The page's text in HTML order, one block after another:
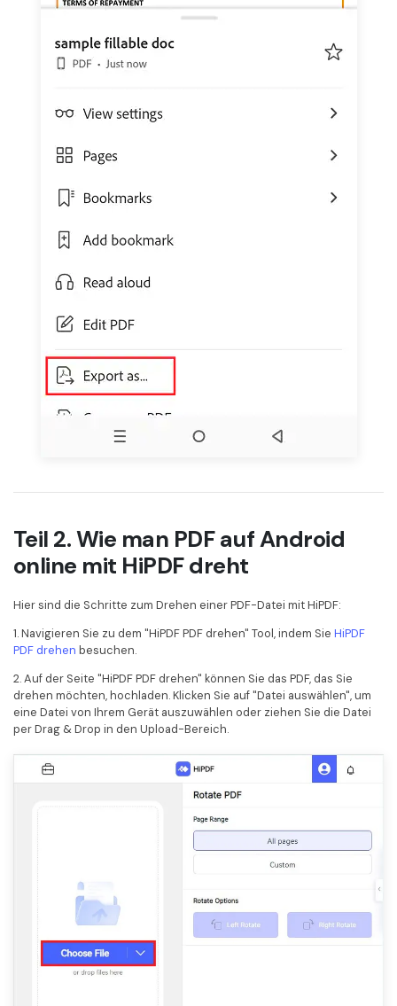
Teil 2. Wie man PDF auf Android
online mit HiPDF dreht
Hier sind die Schritte zum Drehen einer PDF-Datei mit HiPDF:
1. Navigieren Sie zu dem "HiPDF PDF drehen" Tool, indem Sie HiPDF
PDF drehen besuchen.
2. Auf der Seite "HiPDF PDF drehen" können Sie das PDF, das Sie
drehen möchten, hochladen. Klicken Sie auf "Datei auswählen", um
eine Datei von Ihrem Gerät auszuwählen oder ziehen Sie die Datei
per Drag & Drop in den Upload-Bereich.